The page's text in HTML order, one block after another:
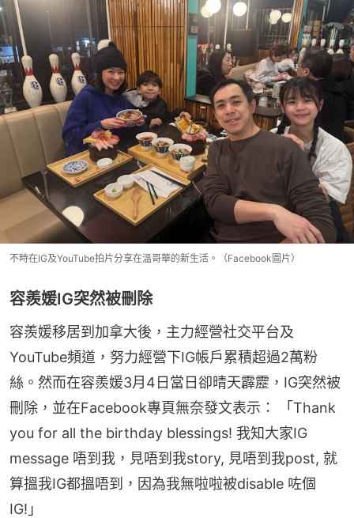
不時在IG及YouTube拍片分享在溫哥華的新生活。（Facebook圖片）
容羨媛IG突然被刪除
容羨媛移居到加拿大後，主力經營社交平台及
YouTube頻道，努力經營下IG帳戶累積超過2萬粉
絲。然而在容羨媛3月4日當日卻晴天霹靂，IG突然被
刪除，並在Facebook專頁無奈發文表示： 「Thank
you for all the birthday blessings! 我知大家IG
message 唔到我，見唔到我story, 見唔到我post, 就
算搵我IG都搵唔到，因為我無啦啦被disable 咗個
IG!」